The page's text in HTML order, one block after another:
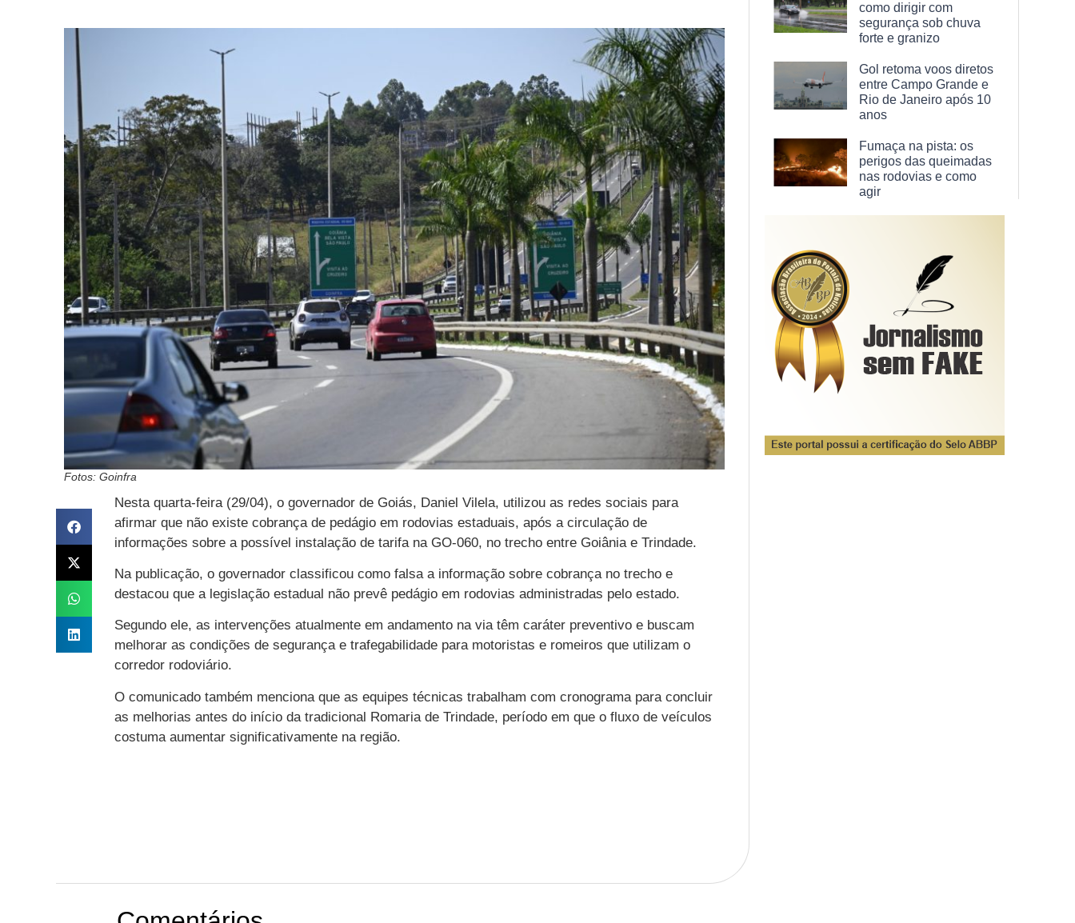
Fotos: Goinfra
Nesta quarta-feira (29/04), o governador de Goiás, Daniel Vilela, utilizou as redes sociais para
afirmar que não existe cobrança de pedágio em rodovias estaduais, após a circulação de
informações sobre a possível instalação de tarifa na GO-060, no trecho entre Goiânia e Trindade.
Na publicação, o governador classificou como falsa a informação sobre cobrança no trecho e
destacou que a legislação estadual não prevê pedágio em rodovias administradas pelo estado.
Segundo ele, as intervenções atualmente em andamento na via têm caráter preventivo e buscam
melhorar as condições de segurança e trafegabilidade para motoristas e romeiros que utilizam o
corredor rodoviário.
O comunicado também menciona que as equipes técnicas trabalham com cronograma para concluir
as melhorias antes do início da tradicional Romaria de Trindade, período em que o fluxo de veículos
costuma aumentar significativamente na região.
como dirigir com
segurança sob chuva
forte e granizo
Gol retoma voos diretos
entre Campo Grande e
Rio de Janeiro após 10
anos
Fumaça na pista: os
perigos das queimadas
nas rodovias e como
agir